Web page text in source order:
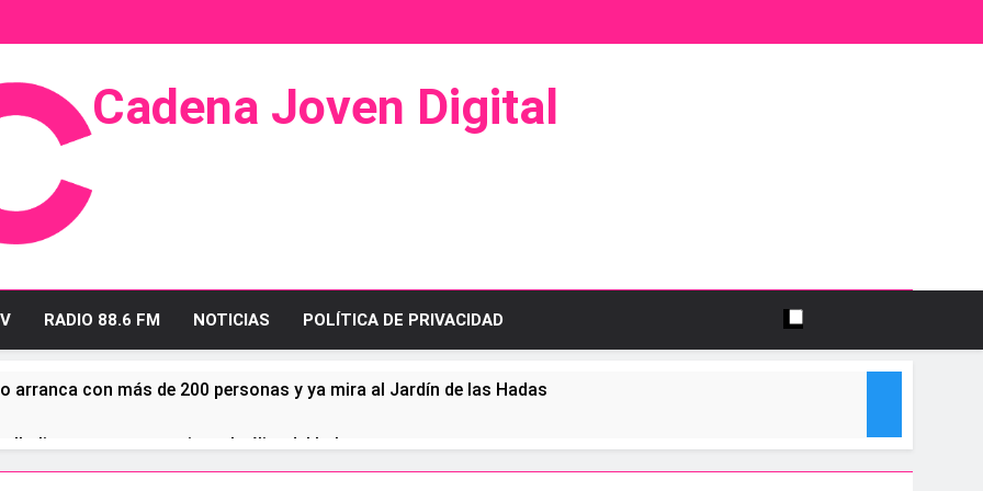
Cadena Joven Digital
Radio Y Televisión
RADIO 88.6 FM NOTICIAS POLÍTICA DE PRIVACIDAD
arranca con más de 200 personas y ya mira al Jardín de las Hadas
linense tras conquistar la élite del baloncesto